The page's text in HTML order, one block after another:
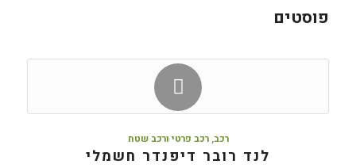
פוסטים
רכב,רכב פרטי ורכב שטח
לנד רובר דיפנדר חשמלי